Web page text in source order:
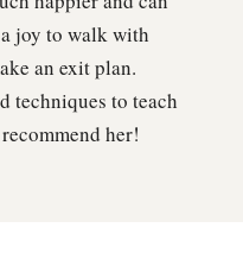
joy to walk with
an exit plan.
techniques to teach
her!